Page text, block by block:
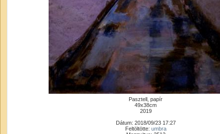
Pasztell, papír
49x38cm
2019
Dátum: 2018/09/23 17:27
Feltöltötte: umbra